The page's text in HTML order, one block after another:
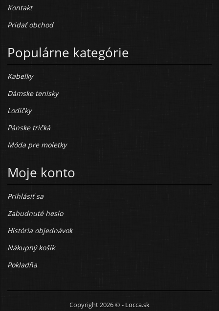
Kontakt
Pridať obchod
Populárne kategórie
Kabelky
Dámske tenisky
Lodičky
Pánske tričká
Móda pre moletky
Moje konto
Prihlásiť sa
Zabudnuté heslo
História objednávok
Nákupný košík
Pokladňa
Copyright 2026 © - Locca.sk